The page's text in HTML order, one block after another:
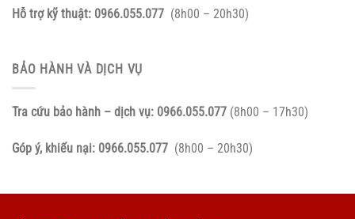
Hỗ trợ kỹ thuật: 0966.055.077 (8h00 – 20h30)
BẢO HÀNH VÀ DỊCH VỤ
Tra cứu bảo hành – dịch vụ: 0966.055.077 (8h00 – 17h30)
Góp ý, khiếu nại: 0966.055.077 (8h00 – 20h30)